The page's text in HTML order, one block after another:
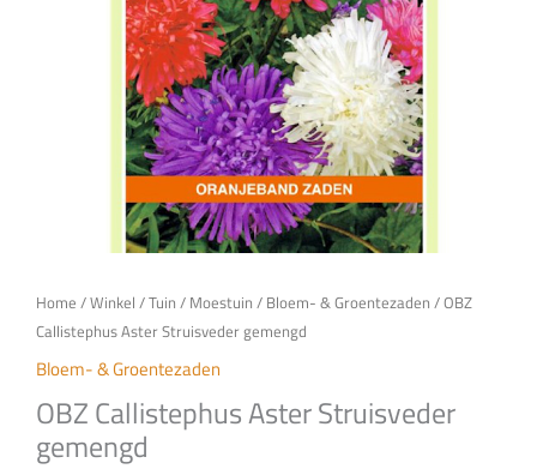
Home /Winkel /Tuin / Moestuin / Bloem- & Groentezaden / OBZ
Callistephus Aster Struisveder gemengd
Bloem- & Groentezaden
OBZ Callistephus Aster Struisveder
gemengd